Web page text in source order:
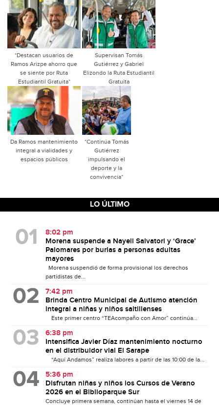
*Destacan usuarios de
Ramos Arizpe ahorro que
se siente por Ruta
Estudiantil Gratuita*
Supervisan Tomás
Gutiérrez y Gabriel
Elizondo la Ruta Estudiantil
Gratuita
Da Ramos mantenimiento
integral a vialidades y
espacios públicos
*Continúa Tomás
Gutiérrez
impulsando el
deporte y la
convivencia*
LO ÚLTIMO
8:02 pm
Morena suspende a Nayeli Salvatori y ‘Grace’
Palomares por burlas a personas adultas
mayores
Morena suspendió de forma provisional los derechos
partidistas de...
7:42 pm
Brinda Centro Municipal de Autismo atención
integral a niñas y niños saltillenses
Este primer centro “TEAcompaño con Amor” continúa...
6:38 pm
Intensifica Javier Díaz mantenimiento nocturno
en el distribuidor vial El Sarape
“Aquí Andamos” realiza labores a partir de las 10:00 de la...
5:36 pm
Disfrutan niñas y niños los Cursos de Verano
2026 en el Biblioparque Sur
Concluye primera semana, continúan hasta el viernes 14 de